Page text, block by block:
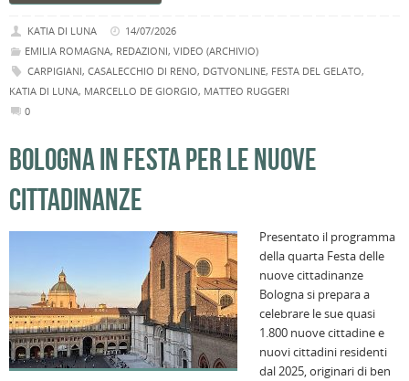
KATIA DI LUNA
14/07/2026
EMILIA ROMAGNA, REDAZIONI, VIDEO (ARCHIVIO)
CARPIGIANI, CASALECCHIO DI RENO, DGTVONLINE, FESTA DEL GELATO,
KATIA DI LUNA, MARCELLO DE GIORGIO, MATTEO RUGGERI
0
BOLOGNA IN FESTA PER LE NUOVE
CITTADINANZE
Presentato il programma
della quarta Festa delle
nuove cittadinanze
Bologna si prepara a
celebrare le sue quasi
1.800 nuove cittadine e
nuovi cittadini residenti
dal 2025, originari di ben